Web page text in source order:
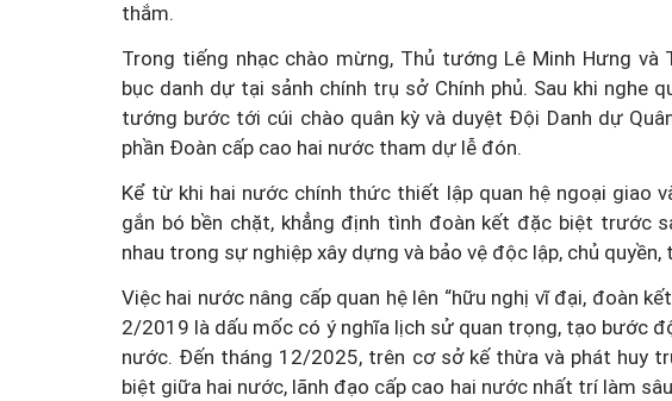
thắm.
Trong tiếng nhạc chào mừng, Thủ tướng Lê Minh Hưng và
bục danh dự tại sảnh chính trụ sở Chính phủ. Sau khi nghe
tướng bước tới cúi chào quân kỳ và duyệt Đội Danh dự
phần Đoàn cấp cao hai nước tham dự lễ đón.
Kể từ khi hai nước chính thức thiết lập quan hệ ngoại giao
gắn bó bền chặt, khẳng định tình đoàn kết đặc biệt trước
nhau trong sự nghiệp xây dựng và bảo vệ độc lập, chủ
Việc hai nước nâng cấp quan hệ lên “hữu nghị vĩ đại, đoàn
2/2019 là dấu mốc có ý nghĩa lịch sử quan trọng, tạo bước
nước. Đến tháng 12/2025, trên cơ sở kế thừa và phát huy
biệt giữa hai nước, lãnh đạo cấp cao hai nước nhất trí làm